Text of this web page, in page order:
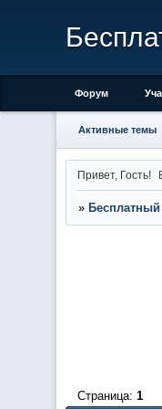
Форум
Активные темы
Привет, Гость!
»
Страница: 1